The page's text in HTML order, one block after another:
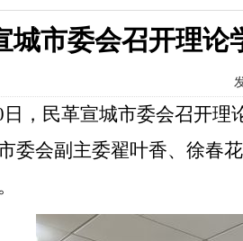
城市委会召开理
日，民革宣城市委会召开
委会副主委翟叶香、徐春